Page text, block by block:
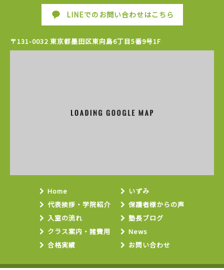
LINEでのお問い合わせはこちら
〒131-0032 東京都墨田区東向島6丁目5番9号1F
Home
代表挨拶・学院紹介
入室の流れ
クラス案内・諸費用
合格実績
いずみ
保護者様からの声
塾長ブログ
News
お問い合わせ